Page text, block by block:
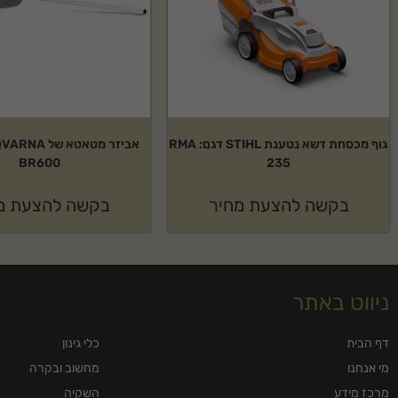
איך מקבלים הצעת מחיר?
ניתן ליצור איתנו קשר בטלפון, במייל או דרך טופס יצירת הקשר באתר ונחזור
גוף מכסחת דשא נטענת STIHL דגם: RMA
235
בקשה להצעת מחיר
BR600
בקשה להצעת
ניווט באתר
דף הבית
מי אנחנו
מרכז מידע
כלי גינון
מחשוב ובקרה
השקיה